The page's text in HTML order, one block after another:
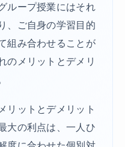
ループ授業にはそれ
、ご自身の学習目的
組み合わせることが
のメリットとデメリ
リットとデメリット
大の利点は、一人ひ